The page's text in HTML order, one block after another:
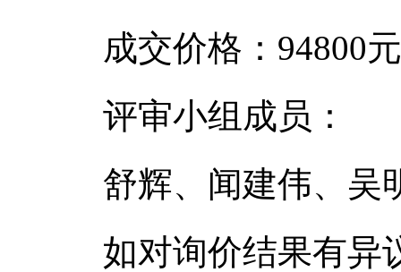
成交价格： 94800元
评审小组成员：
舒辉、闻建伟、吴
如对询价结果有异